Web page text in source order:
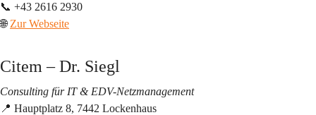
📞 +43 2616 2930
🌐 Zur Webseite
Citem – Dr. Siegl
Consulting für IT & EDV-Netzmanagement
📍 Hauptplatz 8, 7442 Lockenhaus